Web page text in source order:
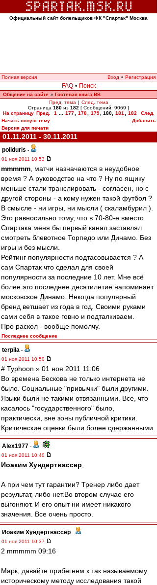
Официальный сайт болельщиков ФК "Спартак" Москва
Полная версия Вход • Регистрация
FAQ • Поиск
Общение на сайте » Гостевая книга ВВ
Пред. тема | След. тема
Страница 180 из 182 [ Сообщений: 9069 ]
На страницу Пред. 1 177 178 179 180, 181 182
След.
Начать новую тему
Добавить
Версия для печати
01.11.2011 - 30.11.2011
poliduris -
01 ноя 2011 10:53
mmmmm , матчи назначаются в неудобное
время ? А руководство на что ? Ну по ящику
меньше стали транслировать - согласен, но с
другой стороны - а кому нужен такой футбол ?
В смысле - ни игры, ни мысли ( скаламбурил ).
Это равносильно тому, что в 70-80-е вместо
Спартака меня бы первый канал заставлял
смотреть блевотное Торпедо или Динамо. Без
игры и без мысли.
Рейтинг популярности подтасовывается ? А
сам Спартак что сделал для своей
популярности за последние 10 лет. Мне всё
более это последнее десятилетие напоминает
московское Динамо. Некогда популярный
бренд ветшает из года в год. Своими руками
сами себя в такое говно и подталкиваем.
Про раскол - вообще помолчу.
Последнее сообщение
terpila -
01 ноя 2011 10:50
# Typhoon » 01 ноя 2011 11:06
Во времена Бескова не только интернета не
было. Социальные "привычки" были другими.
Языки были не такими отвязанными. Все, что
касалось "государственного" было,
практически, вне зоны публичной критики.
Критические оценки были более сдержанными.
Alex1977 -
01 ноя 2011 10:40
Иоаким Хундертвассер
А при чем тут гарантии? Тренер либо дает
результат, либо нет.Во втором случае его
выгоняют. И его опыт ни имеет никакого
значения. Все очень просто.
Иоаким Хундертвассер -
01 ноя 2011 10:37
2 mmmmm 09:16
Марк, давайте прибегнем к так называемому
историческому методу исследования такой